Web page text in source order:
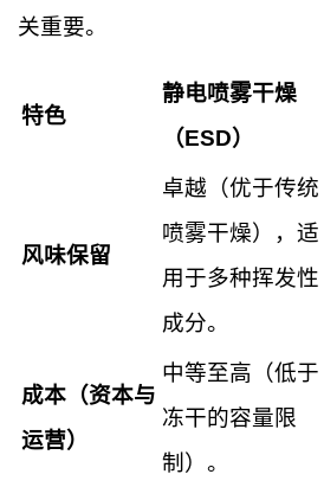
关重要。
特色
静电喷雾干燥
（ESD）
风味保留
卓越（优于传统
喷雾干燥），适
用于多种挥发性
成分。
成本（资本与
运营）
中等至高（低于
冻干的容量限
制）。